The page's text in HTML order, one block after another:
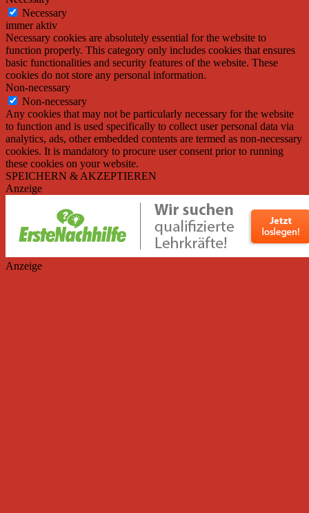
Necessary
immer aktiv
Necessary cookies are absolutely essential for the website to
function properly. This category only includes cookies that ensures
basic functionalities and security features of the website. These
cookies do not store any personal information.
Non-necessary
Non-necessary
Any cookies that may not be particularly necessary for the website
to function and is used specifically to collect user personal data via
analytics, ads, other embedded contents are termed as non-necessary
cookies. It is mandatory to procure user consent prior to running
these cookies on your website.
SPEICHERN & AKZEPTIEREN
Anzeige
Anzeige